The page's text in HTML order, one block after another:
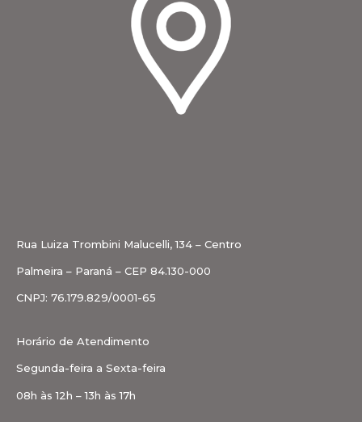
Rua Luiza Trombini Malucelli, 134 – Centro
Palmeira – Paraná – CEP 84.130-000
CNPJ: 76.179.829/0001-65
Horário de Atendimento
Segunda-feira a Sexta-feira
08h às 12h – 13h às 17h